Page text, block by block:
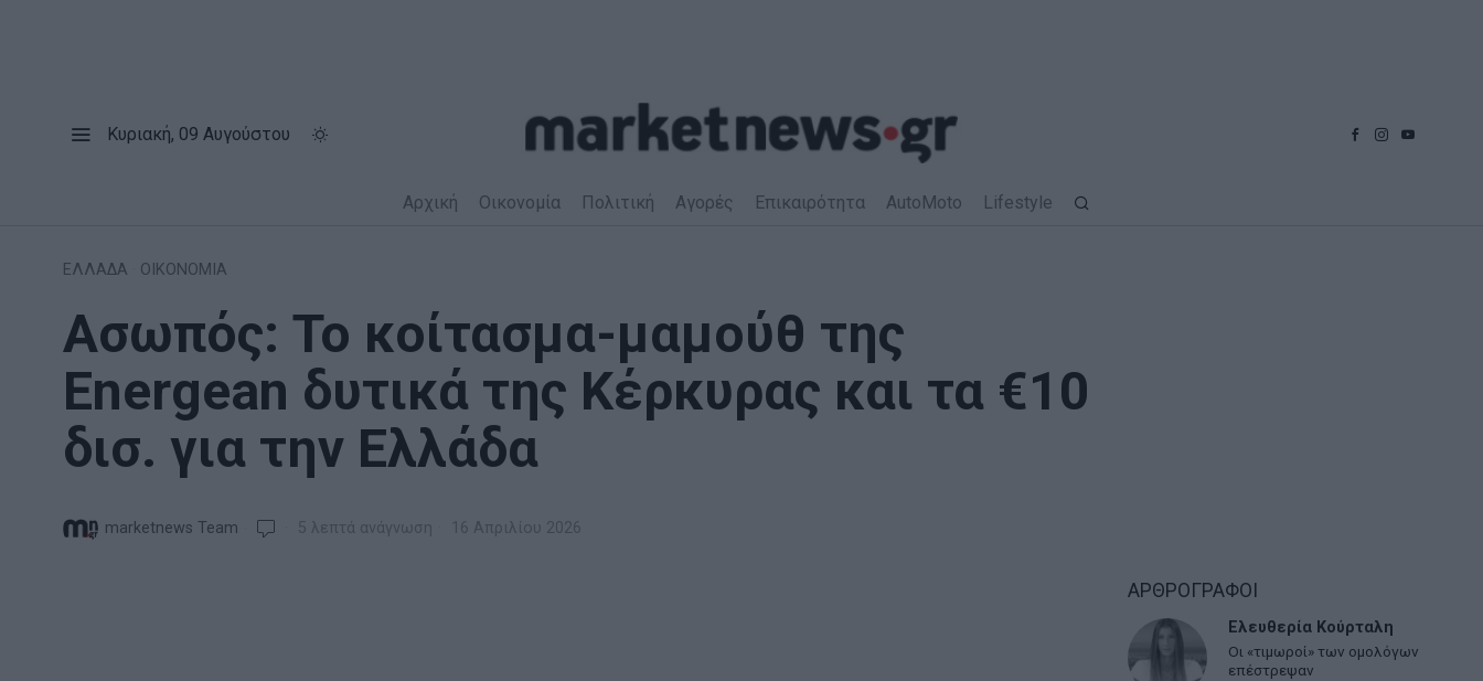
Κυριακή, 09 Αυγούστου
Αρχική Οικονομία Πολιτική Αγορές Επικαιρότητα AutoMoto Lifestyle
ΕΛΛΑΔΑ ΟΙΚΟΝΟΜΙΑ
Ασωπός: Το κοίτασμα-μαμούθ της
Energean δυτικά της Κέρκυρας και τα €10
δισ. για την Ελλάδα
marketnews Team 5 λεπτά ανάγνωση 16 Απριλίου 2026
ΑΡΘΡΟΓΡΑΦΟΙ
Ελευθερία Κούρταλη
Οι «τιμωροί» των ομολόγων
επέστρεψαν